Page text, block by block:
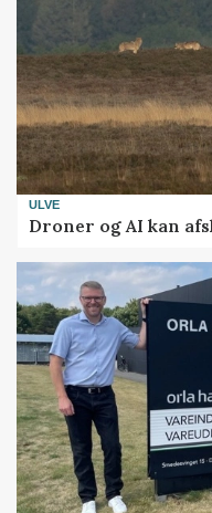
ULVE
Droner og AI kan